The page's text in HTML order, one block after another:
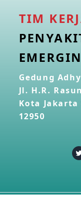
TIM
Gedung
Jl. H.R.
Kota
12950